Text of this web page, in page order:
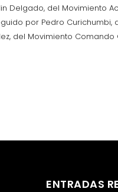
Delgado, del Movimiento
por Pedro
del Movimiento Comando
ENTRADAS